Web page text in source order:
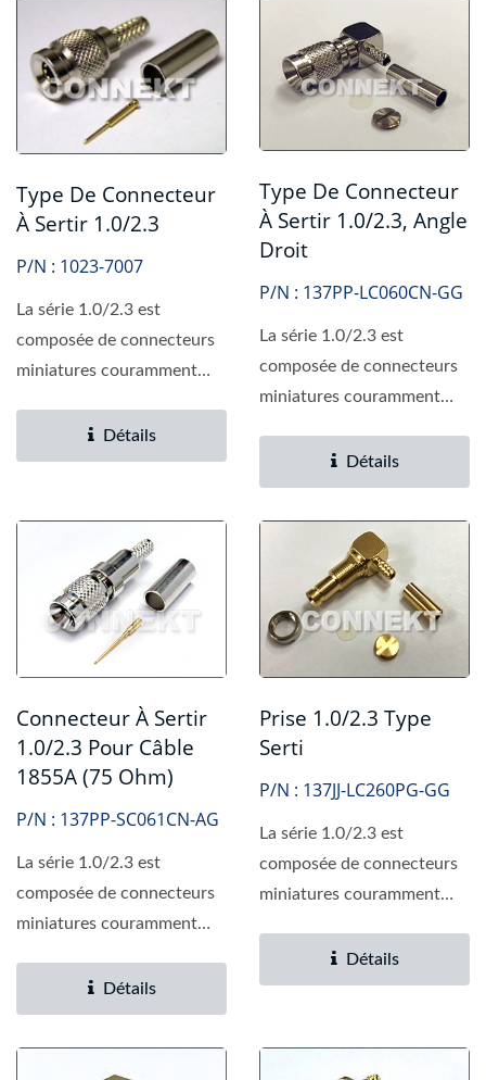
Type De Connecteur
À Sertir 1.0/2.3
P/N : 1023-7007
La série 1.0/2.3 est
composée de connecteurs
miniatures couramment
communication...
Détails
Type De Connecteur
À Sertir 1.0/2.3, Angle
Droit
P/N : 137PP-LC060CN-GG
La série 1.0/2.3 est
composée de connecteurs
miniatures couramment
communication...
Détails
Connecteur À Sertir
1.0/2.3 Pour Câble
1855A (75 Ohm)
P/N : 137PP-SC061CN-AG
La série 1.0/2.3 est
composée de connecteurs
miniatures couramment
communication...
Détails
Prise 1.0/2.3 Type
Serti
P/N : 137JJ-LC260PG-GG
La série 1.0/2.3 est
composée de connecteurs
miniatures couramment
communication...
Détails